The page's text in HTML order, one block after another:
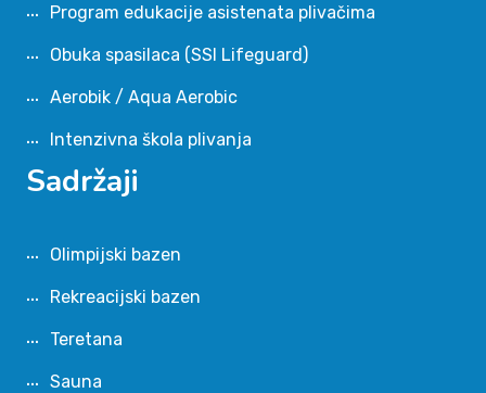
Program edukacije asistenata plivačima
Obuka spasilaca (SSI Lifeguard)
Aerobik / Aqua Aerobic
Intenzivna škola plivanja
Sadržaji
Olimpijski bazen
Rekreacijski bazen
Teretana
Sauna